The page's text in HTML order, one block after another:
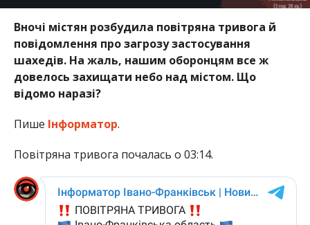
Вночі містян розбудила повітряна тривога й
повідомлення про загрозу застосування
шахедів. На жаль, нашим оборонцям все ж
довелось захищати небо над містом. Що
відомо наразі?
Пише Інформатор.
Повітряна тривога почалась о 03:14.